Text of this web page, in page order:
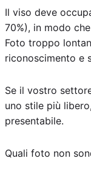
Il viso deve
70%), in modo
Foto troppo
riconoscimento e
Se il vostro
uno stile più
presentabile.
Quali foto non